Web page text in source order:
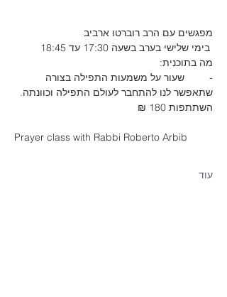
מפגשים עם הרב רוברטו ארביב
מה בתוכנית:
-	שעור על משמעות התפילה בצורה
שתאפשר לנו להתחבר לעולם התפילה וכוונתה.
השתתפות 180 ₪
Prayer class with Rabbi Roberto Arbib
עוד